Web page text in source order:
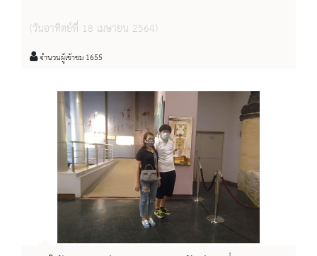
(วันอาทิตย์ที่ 18 เมษายน 2564)
จำนวนผู้เข้าชม 1655